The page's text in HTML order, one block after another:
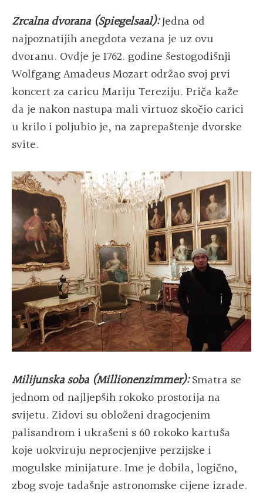
Zrcalna dvorana (Spiegelsaal):Jedna od
najpoznatijih anegdota vezana je uz ovu
dvoranu. Ovdje je 1762. godine šestogodišnji
Wolfgang Amadeus Mozart održao svoj prvi
koncert za caricu Mariju Tereziju. Priča kaže
da je nakon nastupa mali virtuoz skočio carici
u krilo i poljubio je, na zaprepaštenje dvorske
svite.
Milijunska soba (Millionenzimmer):Smatra se
jednom od najljepših rokoko prostorija na
svijetu. Zidovi su obloženi dragocjenim
palisandrom i ukrašeni s 60 rokoko kartuša
koje uokviruju neprocjenjive perzijske i
mogulske minijature. Ime je dobila, logično,
zbog svoje tadašnje astronomske cijene izrade.